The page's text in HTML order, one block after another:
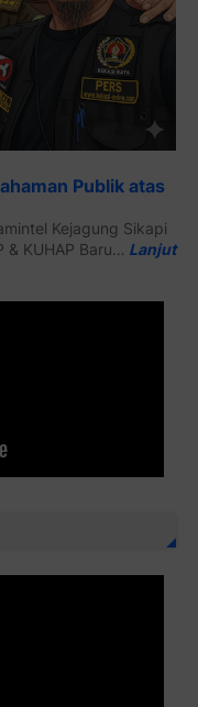
Publik atas
Kejagung Sikapi
& KUHAP Baru… Lanjut